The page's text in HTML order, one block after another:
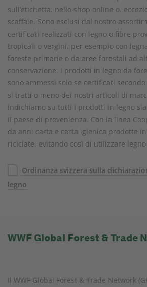
sull’etichetta, nello shop online o,
scaffale. Sono esclusi dal nostro
certificati realizzati con legno o fibre
tropicali o vergini, per esempio con
foreste primarie o da aree forestali ad
conservazione. I prodotti in legno da
sono ammessi solo se certificati
si tratti o meno dei nostri articoli di
indichiamo su tutti i prodotti in legno
il paese di provenienza. Con la linea
da anni carta e carta igienica prodotte
riciclate, evitando così di utilizzare legno
Ordinanza svizzera sulla
legno
WWF Global Forest & Trade
Il WWF Global Forest & Trade Network